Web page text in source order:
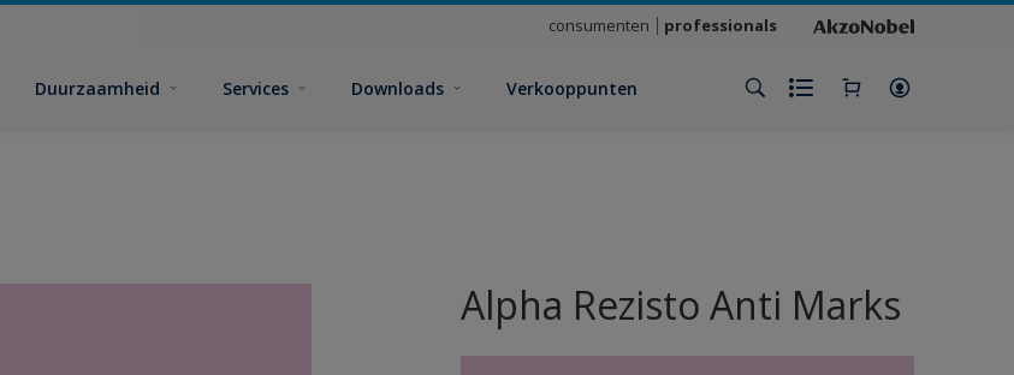
consumenten professionals
Duurzaamheid Services Downloads Verkooppunten
Alpha Rezisto Anti Marks